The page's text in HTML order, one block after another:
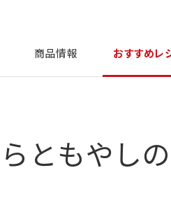
商品情報 おすすめレ
ともやし